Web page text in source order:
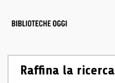
Raffina la ricerca